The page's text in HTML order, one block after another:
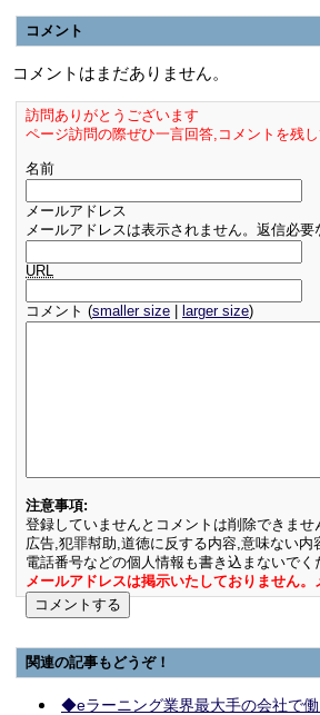
コメント
コメントはまだありません。
訪問ありがとうございます
ページ訪問の際ぜひ一言回答,コメントを残
名前
メールアドレス
メールアドレスは表示されません。返信必要
URL
コメント (smaller size larger size)
注意事項:
登録していませんとコメントは削除できま
広告,犯罪幇助,道徳に反する内容,意味ない内
電話番号などの個人情報も書き込まないでく
メールアドレスは掲示いたしておりません
関連の記事もどうぞ！
◆eラーニング業界最大手の会社で